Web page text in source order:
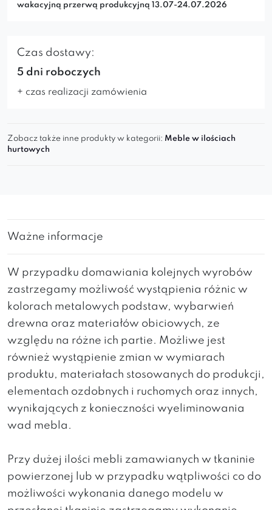
wakacyjną przerwą produkcyjną 13.07-24.07.2026
Czas dostawy:
5 dni roboczych
+ czas realizacji zamówienia
Zobacz także inne produkty w kategorii: Meble w ilościach
hurtowych
Ważne informacje
W przypadku domawiania kolejnych wyrobów
zastrzegamy możliwość wystąpienia różnic w
kolorach metalowych podstaw, wybarwień
drewna oraz materiałów obiciowych, ze
względu na różne ich partie. Możliwe jest
również wystąpienie zmian w wymiarach
produktu, materiałach stosowanych do produkcji,
elementach ozdobnych i ruchomych oraz innych,
wynikających z konieczności wyeliminowania
wad mebla.
Przy dużej ilości mebli zamawianych w tkaninie
powierzonej lub w przypadku wątpliwości co do
możliwości wykonania danego modelu w